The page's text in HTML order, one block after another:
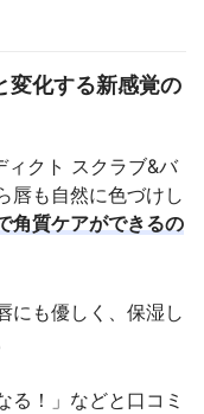
変化する新感覚の
ィクト スクラブ&バ
唇も自然に色づけし
角質ケアができるの
にも優しく、保湿し
る！」などと口コミ